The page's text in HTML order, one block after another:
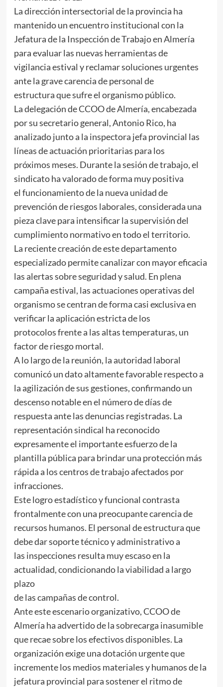
La dirección intersectorial de la provincia ha
mantenido un encuentro institucional con la
Jefatura de la Inspección de Trabajo en Almería
para evaluar las nuevas herramientas de
vigilancia estival y reclamar soluciones urgentes
ante la grave carencia de personal de
estructura que sufre el organismo público.
La delegación de CCOO de Almería, encabezada
por su secretario general, Antonio Rico, ha
analizado junto a la inspectora jefa provincial las
líneas de actuación prioritarias para los
próximos meses. Durante la sesión de trabajo, el
sindicato ha valorado de forma muy positiva
el funcionamiento de la nueva unidad de
prevención de riesgos laborales, considerada una
pieza clave para intensificar la supervisión del
cumplimiento normativo en todo el territorio.
La reciente creación de este departamento
especializado permite canalizar con mayor eficacia
las alertas sobre seguridad y salud. En plena
campaña estival, las actuaciones operativas del
organismo se centran de forma casi exclusiva en
verificar la aplicación estricta de los
protocolos frente a las altas temperaturas, un
factor de riesgo mortal.
A lo largo de la reunión, la autoridad laboral
comunicó un dato altamente favorable respecto a
la agilización de sus gestiones, confirmando un
descenso notable en el número de días de
respuesta ante las denuncias registradas. La
representación sindical ha reconocido
expresamente el importante esfuerzo de la
plantilla pública para brindar una protección más
rápida a los centros de trabajo afectados por
infracciones.
Este logro estadístico y funcional contrasta
frontalmente con una preocupante carencia de
recursos humanos. El personal de estructura que
debe dar soporte técnico y administrativo a
las inspecciones resulta muy escaso en la
actualidad, condicionando la viabilidad a largo
plazo
de las campañas de control.
Ante este escenario organizativo, CCOO de
Almería ha advertido de la sobrecarga inasumible
que recae sobre los efectivos disponibles. La
organización exige una dotación urgente que
incremente los medios materiales y humanos de la
jefatura provincial para sostener el ritmo de